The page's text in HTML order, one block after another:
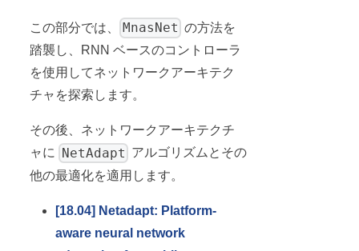
この部分では、 MnasNet の方法を
踏襲し、RNN ベースのコントローラ
を使用してネットワークアーキテク
チャを探索します。
その後、ネットワークアーキテクチ
ャに
NetAdapt アルゴリズムとその
他の最適化を適用します。
[18.04] Netadapt: Platform-
aware neural network